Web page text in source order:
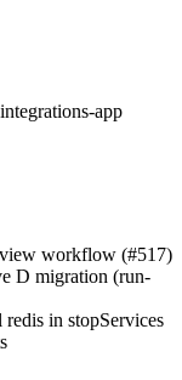
app
workflow (#517)
D migration (run-
in stopServices